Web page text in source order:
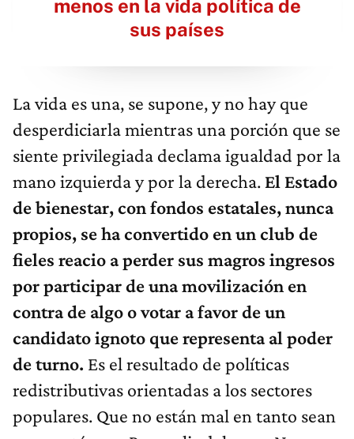
menos en la vida política de
sus países
La vida es una, se supone, y no hay que
desperdiciarla mientras una porción que se
siente privilegiada declama igualdad por la
mano izquierda y por la derecha. El Estado
de bienestar, con fondos estatales, nunca
propios, se ha convertido en un club de
fieles reacio a perder sus magros ingresos
por participar de una movilización en
contra de algo o votar a favor de un
candidato ignoto que representa al poder
de turno. Es el resultado de políticas
redistributivas orientadas a los sectores
populares. Que no están mal en tanto sean